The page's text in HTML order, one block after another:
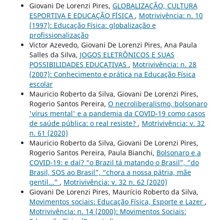
Giovani De Lorenzi Pires, GLOBALIZAÇÃO, CULTURA
ESPORTIVA E EDUCAÇÃO FÍSICA , Motrivivência: n. 10
(1997): Educação Física: globalização e
profissionalização
Victor Azevedo, Giovani De Lorenzi Pires, Ana Paula
Salles da Silva, JOGOS ELETRÔNICOS E SUAS
POSSIBILIDADES EDUCATIVAS , Motrivivência: n. 28
(2007): Conhecimento e prática na Educação Física
escolar
Mauricio Roberto da Silva, Giovani De Lorenzi Pires,
Rogerio Santos Pereira, O necroliberalismo, bolsonaro
'vírus mental' e a pandemia da COVID-19 como casos
de saúde pública: o real resiste? , Motrivivência: v. 32
n. 61 (2020)
Mauricio Roberto da Silva, Giovani De Lorenzi Pires,
Rogerio Santos Pereira, Paula Bianchi, Bolsonaro e a
COVID-19: e daí? “o Brazil tá matando o Brasil”, “do
Brasil, SOS ao Brasil”, “chora a nossa pátria, mãe
gentil...” , Motrivivência: v. 32 n. 62 (2020)
Giovani De Lorenzi Pires, Maurício Roberto da Silva,
Movimentos sociais: Educação Física, Esporte e Lazer ,
Motrivivência: n. 14 (2000): Movimentos Sociais: